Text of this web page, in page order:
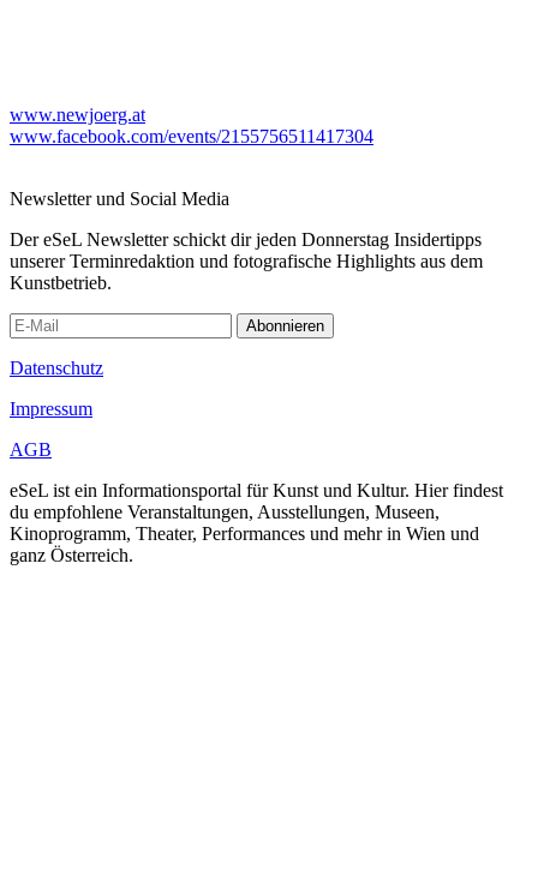
www.newjoerg.at
www.facebook.com/events/2155756511417304
Newsletter und Social Media
Der eSeL Newsletter schickt dir jeden Donnerstag Insidertipps
unserer Terminredaktion und fotografische Highlights aus dem
Kunstbetrieb.
Abonnieren
Datenschutz
Impressum
AGB
eSeL ist ein Informationsportal für Kunst und Kultur. Hier findest
du empfohlene Veranstaltungen, Ausstellungen, Museen,
Kinoprogramm, Theater, Performances und mehr in Wien und
ganz Österreich.